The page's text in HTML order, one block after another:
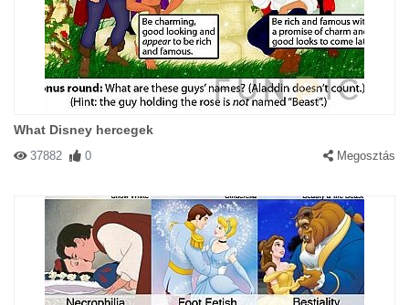
What Disney hercegek
37882 0 Megosztás